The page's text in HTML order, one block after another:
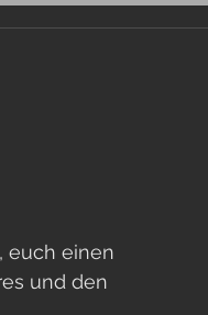
euch einen
und den